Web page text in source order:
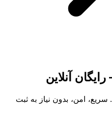
مبدل آنلاین رایگان MOV به AVI. سریع، امن، بدون نیاز به ثبت